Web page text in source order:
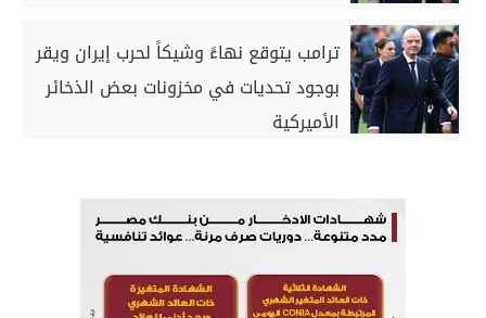
ترامب يتوقع نهاءً وشيكاً لحرب إيران ويقر
بوجود تحديات في مخزونات بعض الذخائر
الأميركية